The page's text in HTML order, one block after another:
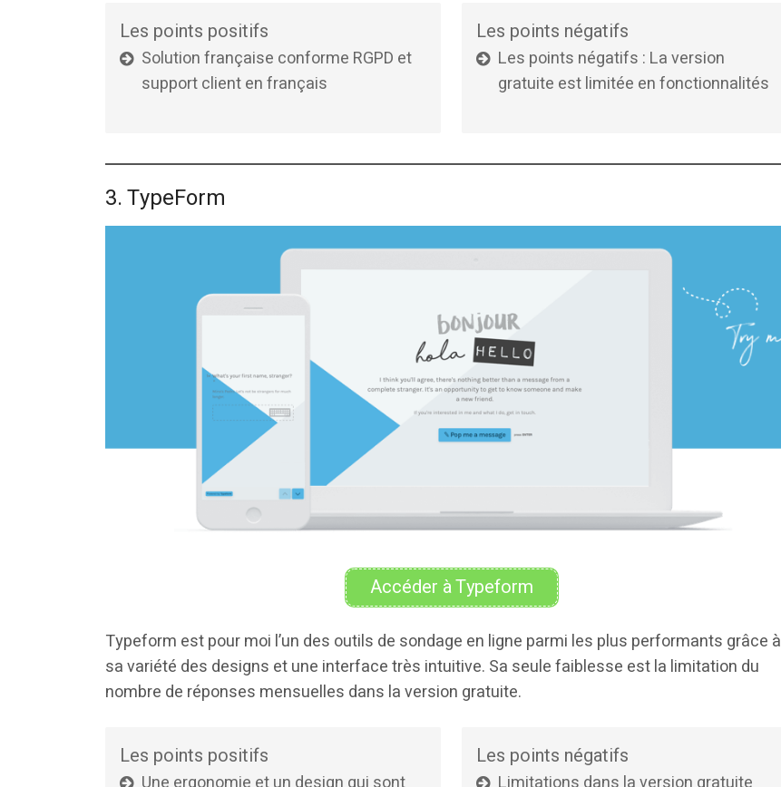
Les points positifs
Solution française conforme RGPD et
support client en français
Les points négatifs
Les points négatifs : La version
gratuite est limitée en fonctionnalités
3. TypeForm
Accéder à Typeform
Typeform est pour moi l’un des outils de sondage en ligne parmi les plus performants grâce à
sa variété des designs et une interface très intuitive. Sa seule faiblesse est la limitation du
nombre de réponses mensuelles dans la version gratuite.
Les points positifs Les points négatifs